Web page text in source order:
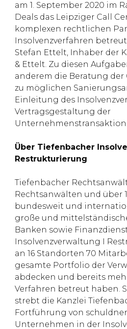
am 1. September 2020 im
Deals das Leipziger Call
komplexen rechtlichen
Insolvenzverfahren
Stefan Ettelt, Inhaber der
& Ettelt. Zu diesen
anderem die Beratung
zu möglichen
Einleitung des
Vertragsgestaltung der
Unternehmenstransaktion.
Über Tiefenbacher
Restrukturierung
Tiefenbacher
Rechtsanwälten und über
bundesweit und
große und
Banken sowie
Insolvenzverwaltung I
an 16 Standorten 70
gesamte Portfolio der
abdecken und bereits
Verfahren betreut haben.
strebt die Kanzlei
Fortführung von
Unternehmen in der